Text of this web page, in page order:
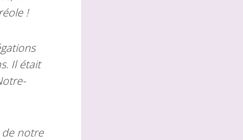
!
Il était
de notre